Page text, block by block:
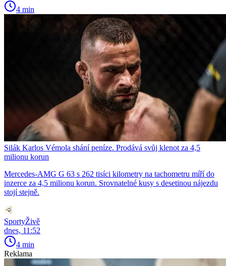
4 min
Silák Karlos Vémola shání peníze. Prodává svůj klenot za 4,5
milionu korun
Mercedes-AMG G 63 s 262 tisíci kilometry na tachometru míří do
inzerce za 4,5 milionu korun. Srovnatelné kusy s desetinou nájezdu
stojí stejně.
SportyŽivě
dnes, 11:52
4 min
Reklama